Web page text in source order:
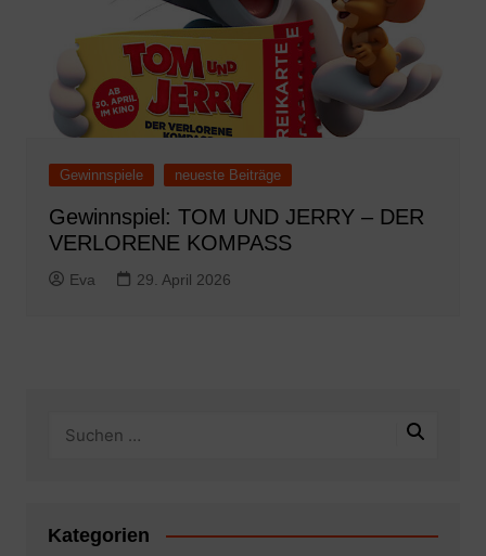
Gewinnspiele neueste Beiträge
Gewinnspiel: TOM UND JERRY – DER
VERLORENE KOMPASS
Eva 29. April 2026
Kategorien